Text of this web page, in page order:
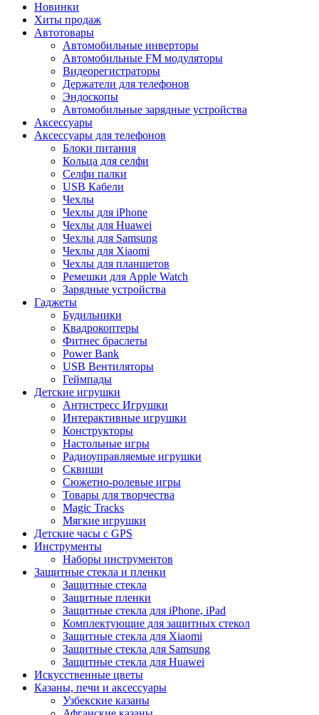
Новинки
Хиты продаж
Автотовары
Автомобильные инверторы
Автомобильные FM модуляторы
Видеорегистраторы
Держатели для телефонов
Эндоскопы
Автомобильные зарядные устройства
Аксессуары
Аксессуары для телефонов
Блоки питания
Кольца для селфи
Селфи палки
USB Кабели
Чехлы
Чехлы для iPhone
Чехлы для Huawei
Чехлы для Samsung
Чехлы для Xiaomi
Чехлы для планшетов
Ремешки для Apple Watch
Зарядные устройства
Гаджеты
Будильники
Квадрокоптеры
Фитнес браслеты
Power Bank
USB Вентиляторы
Геймпады
Детские игрушки
Антистресс Игрушки
Интерактивные игрушки
Конструкторы
Настольные игры
Радиоуправляемые игрушки
Сквиши
Сюжетно-ролевые игры
Товары для творчества
Magic Tracks
Мягкие игрушки
Детские часы с GPS
Инструменты
Наборы инструментов
Защитные стекла и пленки
Защитные стекла
Защитные пленки
Защитные стекла для iPhone, iPad
Комплектующие для защитных стекол
Защитные стекла для Xiaomi
Защитные стекла для Samsung
Защитные стекла для Huawei
Искусственные цветы
Казаны, печи и аксессуары
Узбекские казаны